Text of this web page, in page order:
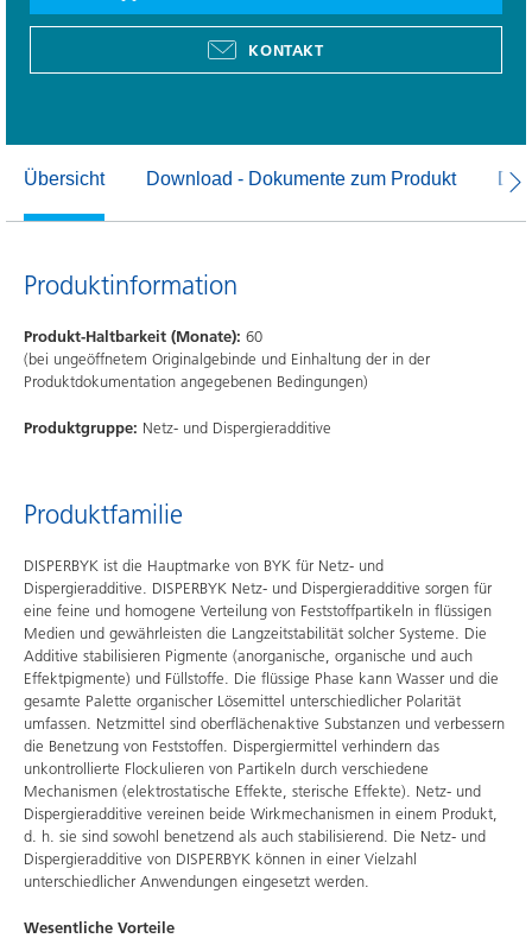
KONTAKT
Übersicht Download - Dokumente zum Produkt
Produktinformation
Produkt-Haltbarkeit (Monate): 60
(bei ungeöffnetem Originalgebinde und Einhaltung der in der
Produktdokumentation angegebenen Bedingungen)
Produktgruppe: Netz- und Dispergieradditive
Produktfamilie
DISPERBYK ist die Hauptmarke von BYK für Netz- und
Dispergieradditive. DISPERBYK Netz- und Dispergieradditive sorgen für
eine feine und homogene Verteilung von Feststoffpartikeln in flüssigen
Medien und gewährleisten die Langzeitstabilität solcher Systeme. Die
Additive stabilisieren Pigmente (anorganische, organische und auch
Effektpigmente) und Füllstoffe. Die flüssige Phase kann Wasser und die
gesamte Palette organischer Lösemittel unterschiedlicher Polarität
umfassen. Netzmittel sind oberflächenaktive Substanzen und verbessern
die Benetzung von Feststoffen. Dispergiermittel verhindern das
unkontrollierte Flockulieren von Partikeln durch verschiedene
Mechanismen (elektrostatische Effekte, sterische Effekte). Netz- und
Dispergieradditive vereinen beide Wirkmechanismen in einem Produkt,
d. h. sie sind sowohl benetzend als auch stabilisierend. Die Netz- und
Dispergieradditive von DISPERBYK können in einer Vielzahl
unterschiedlicher Anwendungen eingesetzt werden.
Wesentliche Vorteile